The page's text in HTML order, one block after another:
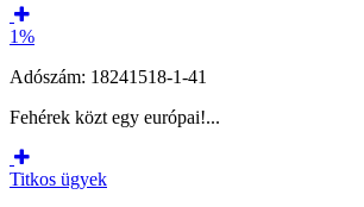
1%
Adószám: 18241518-1-41
Fehérek közt egy európai!...
Titkos ügyek